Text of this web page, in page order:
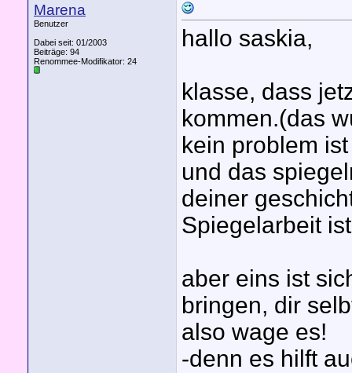
Marena
Benutzer
Dabei seit: 01/2003
Beiträge: 94
Renommee-Modifikator: 24
hallo saskia,
klasse, dass
kommen.(das
kein problem
und das
deiner
Spiegelarbeit
aber eins ist
bringen, dir
also wage es!
-denn es hilft